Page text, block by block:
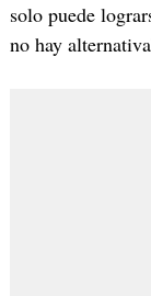
solo puede
no hay